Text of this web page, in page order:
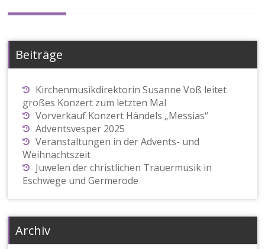
Beiträge
Kirchenmusikdirektorin Susanne Voß leitet
großes Konzert zum letzten Mal
Vorverkauf Konzert Händels „Messias“
Adventsvesper 2025
Veranstaltungen in der Advents- und
Weihnachtszeit
Juwelen der christlichen Trauermusik in
Eschwege und Germerode
Archiv